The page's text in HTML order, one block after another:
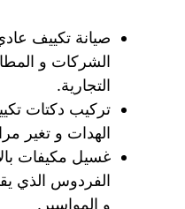
صيانة تكييف
الشركات و
التجارية.
تركيب دكتات
الهدات و تغير
غسيل مكيفات
الفردوس الذي
و المواسير.